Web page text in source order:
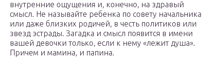
внутренние ощущения и, конечно, на здравый
смысл. Не называйте ребенка по совету начальника
или даже близких родичей, в честь политиков или
звезд эстрады. Загадка и смысл появится в имени
вашей девочки только, если к нему «лежит душа».
Причем и мамина, и папина.